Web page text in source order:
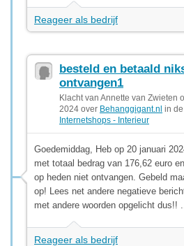
Reageer als bedrijf
besteld en betaald
ontvangen1
Klacht van Annette van Zwieten
2024 over Behanggigant.nl in
Internetshops - Interieur
Goedemiddag, Heb op 20 januari
met totaal bedrag van 176,62 euro
op heden niet ontvangen. Gebeld
op! Lees net andere negatieve
met andere woorden opgelicht dus!!
Reageer als bedrijf